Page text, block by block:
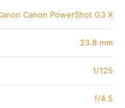
Canon PowerShot G3 X
23.8 mm
1/125
f/4.5